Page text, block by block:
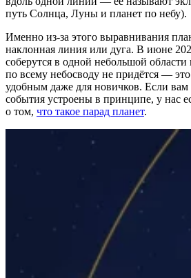
путь Солнца, Луны и планет по небу).
Именно из-за этого выравнивания
наклонная линия или дуга. В июне
соберутся в одной небольшой области
по всему небосводу не придётся —
удобным даже для новичков. Если вам
события устроены в принципе, у нас
о том, что такое парад планет.